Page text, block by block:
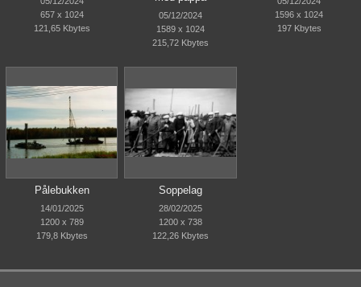
657 x 1024
121,65 Kbytes
05/12/2024
1589 x 1024
215,72 Kbytes
1596 x 1024
197 Kbytes
Pålebukken
14/01/2025
1200 x 789
179,8 Kbytes
Soppelag
28/02/2025
1200 x 738
122,26 Kbytes